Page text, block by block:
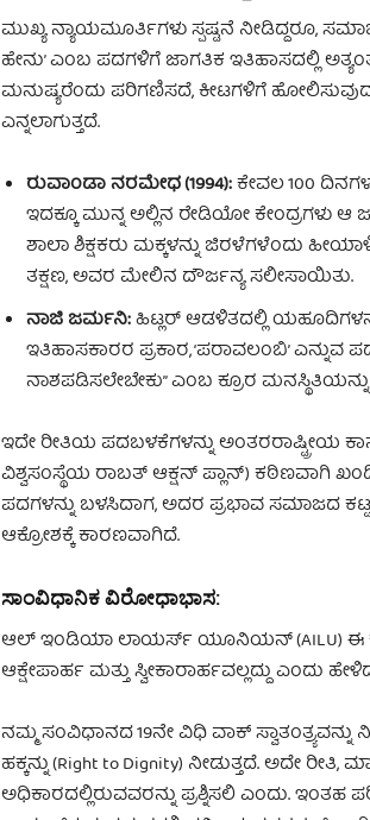
ಮುಖ್ಯ ನ್ಯಾಯಮೂರ್ತಿಗಳು ಸ್ಪಷ್ಟನೆ ನೀಡಿದ್ದರೂ,
ಹೇನು’ ಎಂಬ ಪದಗಳಿಗೆ ಜಾಗತಿಕ ಇತಿಹಾಸದಲ್ಲಿ
ಮನುಷ್ಯರೆಂದು ಪರಿಗಣಿಸದೆ, ಕೀಟಗಳಿಗೆ
ಎನ್ನಲಾಗುತ್ತದೆ.
ರುವಾಂಡಾ ನರಮೇಧ (1994):ಕೇವಲ 100
ಇದಕ್ಕೂ ಮುನ್ನ ಅಲ್ಲಿನ ರೇಡಿಯೋ ಕೇಂದ್ರಗಳು ಆ
ಶಾಲಾ ಶಿಕ್ಷಕರು ಮಕ್ಕಳನ್ನು ಜಿರಳೆಗಳೆಂದು
ತಕ್ಷಣ, ಅವರ ಮೇಲಿನ ದೌರ್ಜನ್ಯ ಸಲೀಸಾಯಿತು.
ನಾಜಿ ಜರ್ಮನಿ:ಹಿಟ್ಲರ್ ಆಡಳಿತದಲ್ಲಿ ಯಹೂದಿಗಳನ್ನು
ಇತಿಹಾಸಕಾರರ ಪ್ರಕಾರ, ‘ಪರಾವಲಂಬಿ’ ಎನ್ನುವ
ನಾಶಪಡಿಸಲೇಬೇಕು” ಎಂಬ ಕ್ರೂರ
ಇದೇ ರೀತಿಯ ಪದಬಳಕೆಗಳನ್ನು ಅಂತರರಾಷ್ಟ್ರೀಯ
ವಿಶ್ವಸಂಸ್ಥೆಯ ರಾಬತ್ ಆಕ್ಷನ್ ಪ್ಲಾನ್) ಕಠಿಣವಾಗಿ
ಪದಗಳನ್ನು ಬಳಸಿದಾಗ, ಅದರ ಪ್ರಭಾವ ಸಮಾಜದ
ಆಕ್ರೋಶಕ್ಕೆ ಕಾರಣವಾಗಿದೆ.
ಸಾಂವಿಧಾನಿಕ ವಿರೋಧಾಭಾಸ:
ಆಲ್ ಇಂಡಿಯಾ ಲಾಯರ್ಸ್ ಯೂನಿಯನ್ (AILU) ಈ
ಆಕ್ಷೇಪಾರ್ಹ ಮತ್ತು ಸ್ವೀಕಾರಾರ್ಹವಲ್ಲದ್ದು ಎಂದು
ನಮ್ಮ ಸಂವಿಧಾನದ 19ನೇ ವಿಧಿ ವಾಕ್
ಹಕ್ಕನ್ನು (Right to Dignity) ನೀಡುತ್ತದೆ. ಅದೇ
ಅಧಿಕಾರದಲ್ಲಿರುವವರನ್ನು ಪ್ರಶ್ನಿಸಲಿ ಎಂದು. ಇಂತಹ